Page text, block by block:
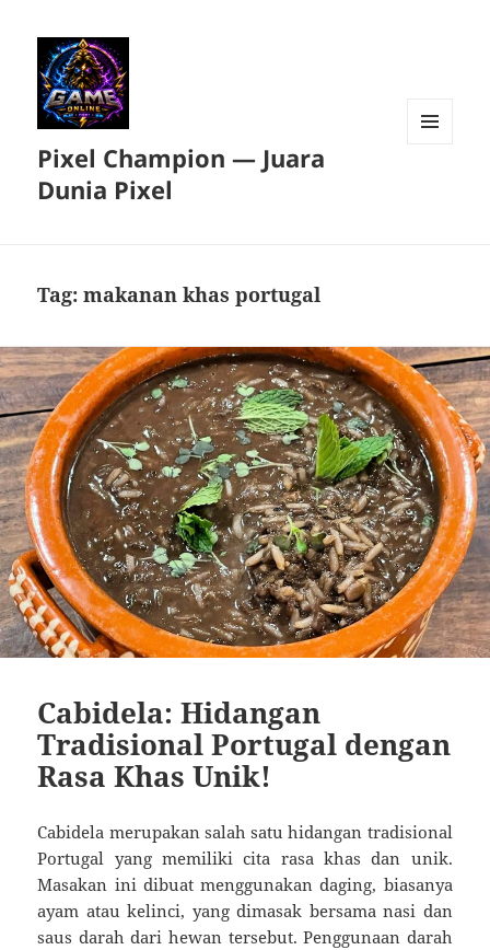
Pixel Champion — Juara
Dunia Pixel
Tag:makanan khas portugal
Cabidela: Hidangan
Tradisional Portugal dengan
Rasa Khas Unik!
Cabidela merupakan salah satu hidangan tradisional
Portugal yang memiliki cita rasa khas dan unik.
Masakan ini dibuat menggunakan daging, biasanya
ayam atau kelinci, yang dimasak bersama nasi dan
saus darah dari hewan tersebut. Penggunaan darah